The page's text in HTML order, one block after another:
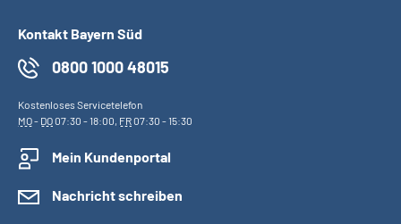
Kontakt Bayern Süd
0800 1000 48015
Kostenloses Servicetelefon
MO- DO07:30 - 18:00, FR07:30 - 15:30
Mein Kundenportal
Nachricht schreiben